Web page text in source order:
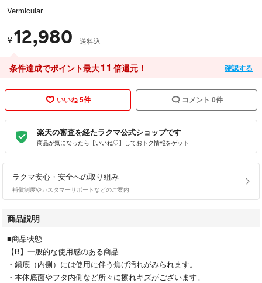
Vermicular
¥12,980 送料込
条件達成でポイント最大11 倍還元！ 確認する
いいね 5件 コメント 0件
楽天の審査を経たラクマ公式ショップです
商品が気になったら【いいね♡】しておトク情報をゲット
ラクマ安心・安全への取り組み
補償制度やカスタマーサポートなどのご案内
商品説明
■商品状態
【B】一般的な使用感のある商品
・鍋底（内側）には使用に伴う焦げ汚れがみられます。
・本体底面やフタ内側など所々に擦れキズがございます。